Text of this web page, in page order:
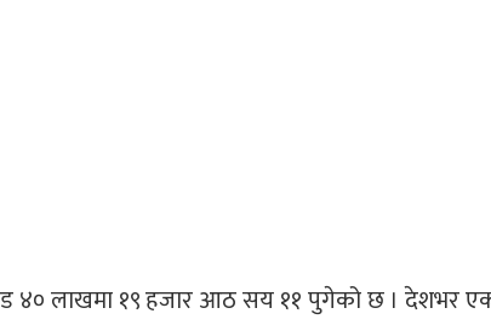
४० लाखमा १९ हजार आठ सय ११ पुगेको छ । देशभर